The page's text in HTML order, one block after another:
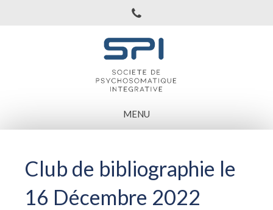
MENU
Club de bibliographie le
16 Décembre 2022